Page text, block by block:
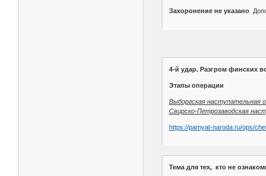
Захоронение не указано
4-й удар. Разгром финских
Этапы операции
Выборгская наступательная
Свирско-Петрозаводская
https://pamyat-naroda.ru/ops/
Тема для тех, кто не